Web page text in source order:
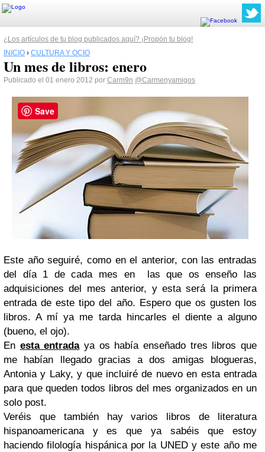
¿Los artículos de tu blog publicados aquí? ¡Propón tu blog!
INICIO › CULTURA Y OCIO
Un mes de libros: enero
Publicado el 01 enero 2012 por Carm9n @Carmenyamigos
Este año seguiré, como en el anterior, con las entradas
del día 1 de cada mes en las que os enseño las
adquisiciones del mes anterior, y esta será la primera
entrada de este tipo del año. Espero que os gusten los
libros. A mí ya me tarda hincarles el diente a alguno
(bueno, el ojo).
En esta entradaya os había enseñado tres libros que
me habían llegado gracias a dos amigas blogueras,
Antonia y Laky, y que incluiré de nuevo en esta entrada
para que queden todos libros del mes organizados en un
solo post.
Veréis que también hay varios libros de literatura
hispanoamericana y es que ya sabéis que estoy
haciendo filología hispánica por la UNED y este año me
Save